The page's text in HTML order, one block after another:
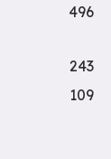
496
243
109